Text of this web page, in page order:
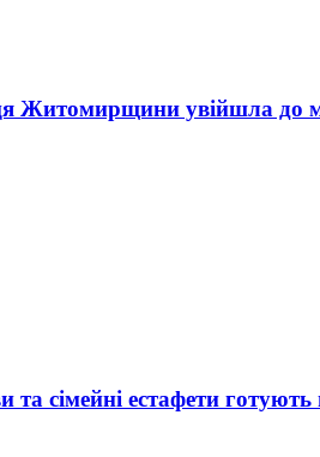
Житомирщини увійшла до
та сімейні естафети